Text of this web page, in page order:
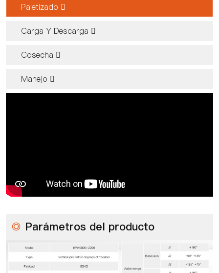
Paletizado 
Carga Y Descarga 
Cosecha 
Manejo 
◎ Parámetros del producto